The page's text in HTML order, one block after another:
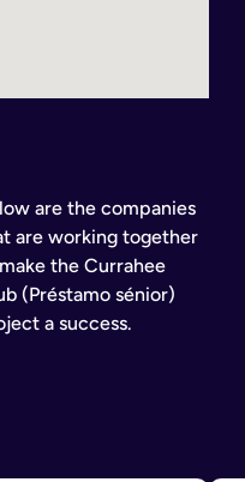
are the companies
are working together
the Currahee
(Préstamo sénior)
a success.